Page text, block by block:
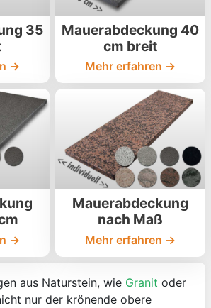
35
→
Mauerabdeckung 40
cm breit
Mehr erfahren →
→
Mauerabdeckung
nach Maß
Mehr erfahren →
aus Naturstein, wie Granit oder
nur der krönende obere